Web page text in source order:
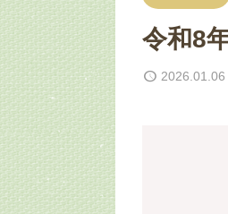
令和8
2026.01.06